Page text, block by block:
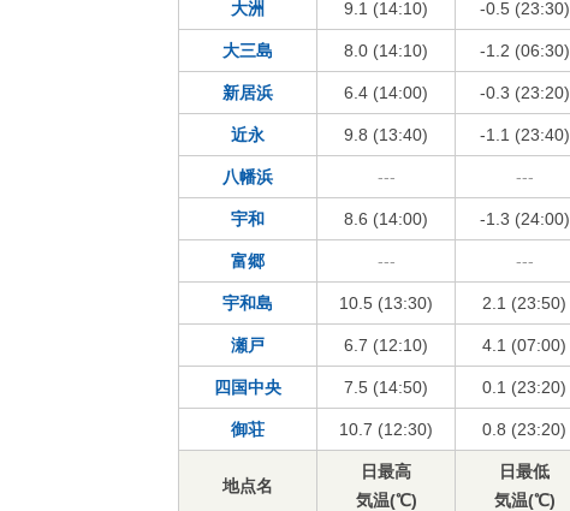
大洲 9.1 (14:10) -0.5 (23:30)
大三島 8.0 (14:10) -1.2 (06:30)
新居浜 6.4 (14:00) -0.3 (23:20)
近永 9.8 (13:40) -1.1 (23:40)
八幡浜 --- ---
宇和 8.6 (14:00) -1.3 (24:00)
富郷 --- ---
宇和島 10.5 (13:30) 2.1 (23:50)
瀬戸 6.7 (12:10) 4.1 (07:00)
四国中央 7.5 (14:50) 0.1 (23:20)
御荘 10.7 (12:30) 0.8 (23:20)
地点名
日最高
気温(℃)
日最低
気温(℃)